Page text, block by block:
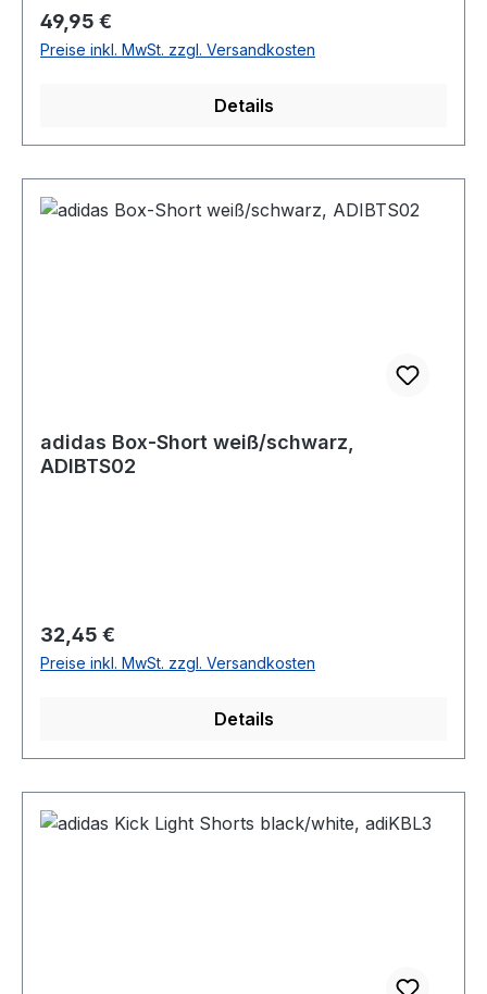
Regulärer Preis:
49,95 €
Preise inkl. MwSt. zzgl. Versandkosten
Details
adidas Box-Short weiß/schwarz,
ADIBTS02
Regulärer Preis:
32,45 €
Preise inkl. MwSt. zzgl. Versandkosten
Details